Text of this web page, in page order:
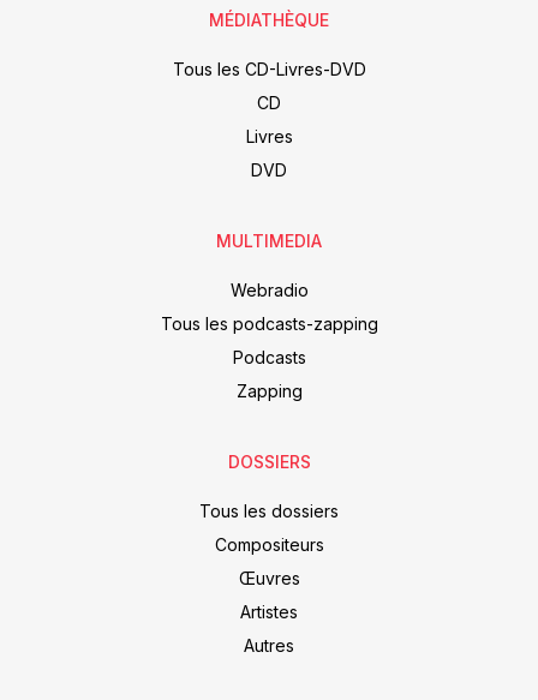
MÉDIATHÈQUE
Tous les CD-Livres-DVD
CD
Livres
DVD
MULTIMEDIA
Webradio
Tous les podcasts-zapping
Podcasts
Zapping
DOSSIERS
Tous les dossiers
Compositeurs
Œuvres
Artistes
Autres